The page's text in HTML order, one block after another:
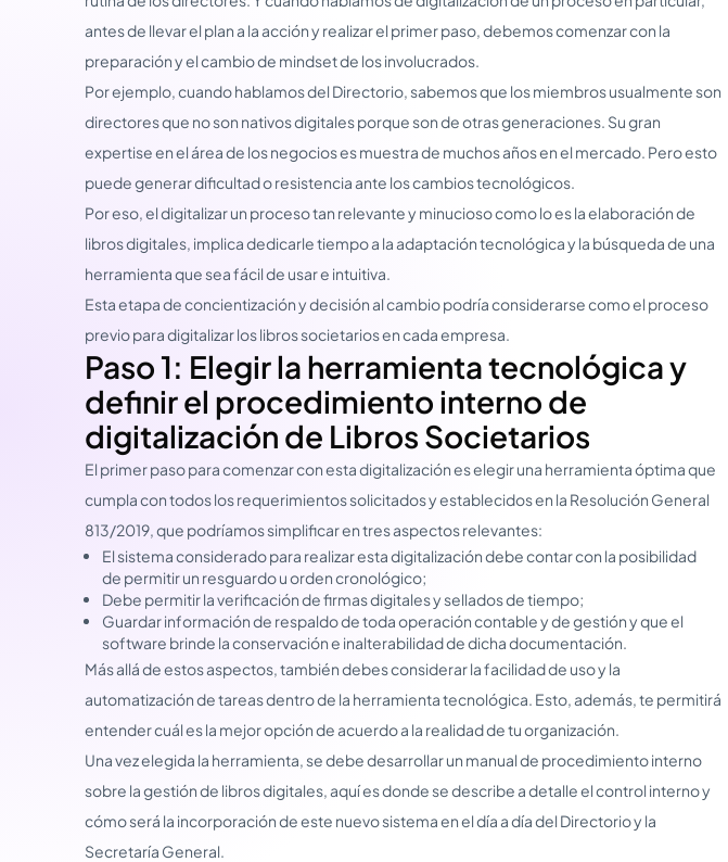
antes de llevar el plan a la acción y realizar el primer paso, debemos comenzar con la
preparación y el cambio de mindset de los involucrados.
Por ejemplo, cuando hablamos del Directorio, sabemos que los miembros usualmente son
directores que no son nativos digitales porque son de otras generaciones. Su gran
expertise en el área de los negocios es muestra de muchos años en el mercado. Pero esto
puede generar dificultad o resistencia ante los cambios tecnológicos.
Por eso, el digitalizar un proceso tan relevante y minucioso como lo es la elaboración de
libros digitales, implica dedicarle tiempo a la adaptación tecnológica y la búsqueda de una
herramienta que sea fácil de usar e intuitiva.
Esta etapa de concientización y decisión al cambio podría considerarse como el proceso
previo para digitalizar los libros societarios en cada empresa.
Paso 1: Elegir la herramienta tecnológica y
definir el procedimiento interno de
digitalización de Libros Societarios
El primer paso para comenzar con esta digitalización es elegir una herramienta óptima que
cumpla con todos los requerimientos solicitados y establecidos en la Resolución General
813/2019, que podríamos simplificar en tres aspectos relevantes:
El sistema considerado para realizar esta digitalización debe contar con la posibilidad
de permitir un resguardo u orden cronológico;
Debe permitir la verificación de firmas digitales y sellados de tiempo;
Guardar información de respaldo de toda operación contable y de gestión y que el
software brinde la conservación e inalterabilidad de dicha documentación.
Más allá de estos aspectos, también debes considerar la facilidad de uso y la
automatización de tareas dentro de la herramienta tecnológica. Esto, además, te permitirá
entender cuál es la mejor opción de acuerdo a la realidad de tu organización.
Una vez elegida la herramienta, se debe desarrollar un manual de procedimiento interno
sobre la gestión de libros digitales, aquí es donde se describe a detalle el control interno y
cómo será la incorporación de este nuevo sistema en el día a día del Directorio y la
Secretaría General.